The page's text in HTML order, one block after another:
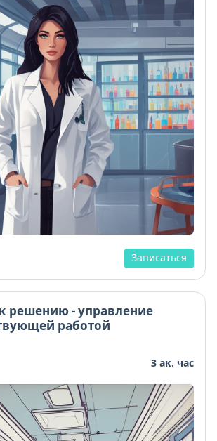
Записаться
решению - управление
работой
3 ак. час